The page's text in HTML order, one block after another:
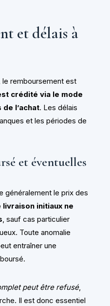
et délais à
le remboursement est
crédité via le mode
l’achat. Les délais
et les périodes de
et éventuelles
généralement le prix des
initiaux ne
, sauf cas particulier
Toute anomalie
entraîner une
peut être refusé,
Il est donc essentiel